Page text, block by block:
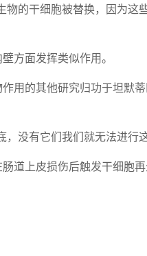
的干细胞被替换，因为这
方面发挥类似作用。
用的其他研究归功于坦默
，没有它们我们就无法进行
道上皮损伤后触发干细胞再